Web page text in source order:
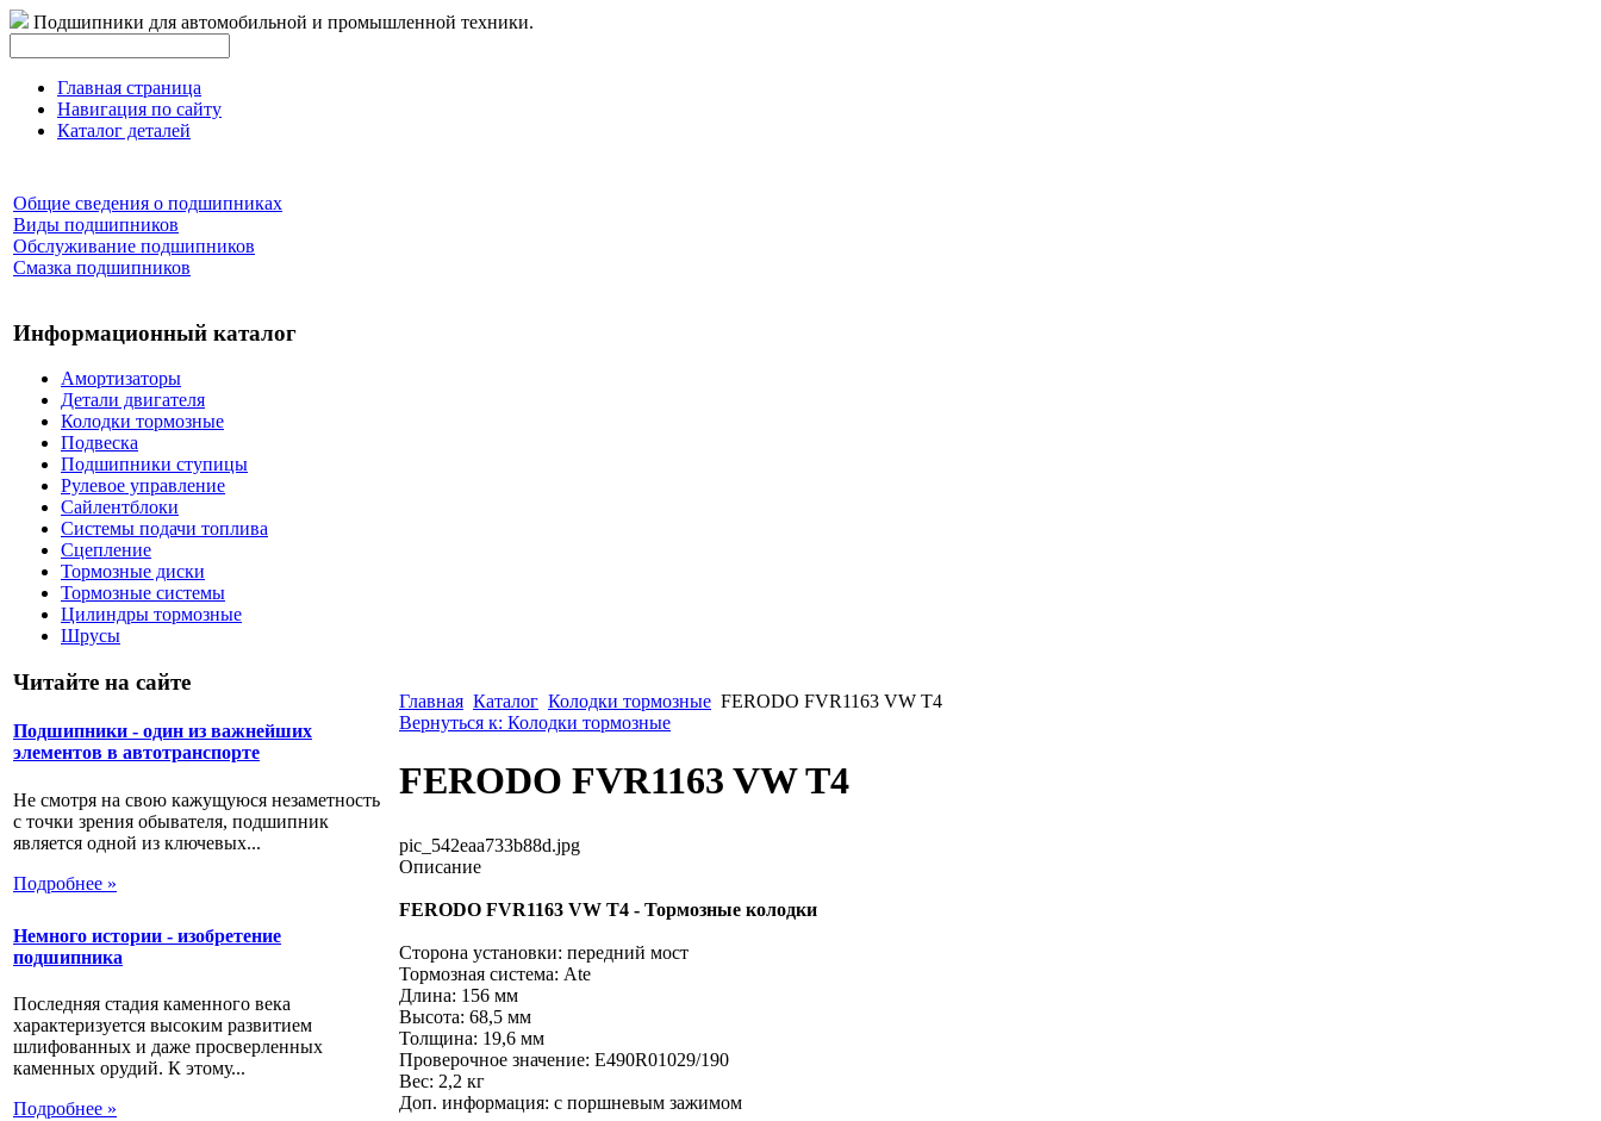
Подшипники для автомобильной и промышленной техники.
Главная страница
Навигация по сайту
Каталог деталей
Общие сведения о подшипниках
Виды подшипников
Обслуживание подшипников
Смазка подшипников
Информационный каталог
Амортизаторы
Детали двигателя
Колодки тормозные
Подвеска
Подшипники ступицы
Рулевое управление
Сайлентблоки
Системы подачи топлива
Сцепление
Тормозные диски
Тормозные системы
Цилиндры тормозные
Шрусы
Читайте на сайте
Подшипники - один из важнейших
элементов в автотранспорте
Не смотря на свою кажущуюся незаметность
с точки зрения обывателя, подшипник
является одной из ключевых...
Подробнее »
Немного истории - изобретение
подшипника
Последняя стадия каменного века
характеризуется высоким развитием
шлифованных и даже просверленных
каменных орудий. К этому...
Подробнее »
Главная Каталог Колодки тормозные FERODO FVR1163 VW T4
Вернуться к: Колодки тормозные
FERODO FVR1163 VW T4
pic_542eaa733b88d.jpg
Описание
FERODO FVR1163 VW T4 - Тормозные колодки
Сторона установки: передний мост
Тормозная система: Ate
Длина: 156 мм
Высота: 68,5 мм
Толщина: 19,6 мм
Проверочное значение: E490R01029/190
Вес: 2,2 кг
Доп. информация: с поршневым зажимом